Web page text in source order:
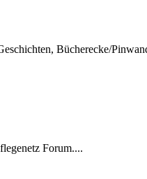
Bücherecke/
Forum....